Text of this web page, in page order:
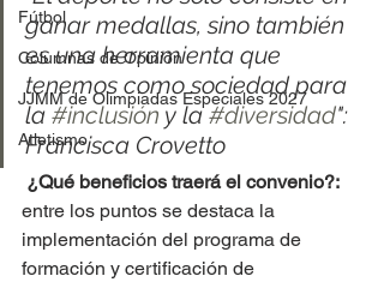
Fútbol
Columnas de Opinión
JJMM de Olimpiadas Especiales 2027
Atletismo
ganar medallas, sino también
es una herramienta que
tenemos como sociedad para
la #inclusión y la #diversidad":
Francisca Crovetto
¿Qué beneficios traerá el convenio?:
entre los puntos se destaca la
implementación del programa de
formación y certificación de